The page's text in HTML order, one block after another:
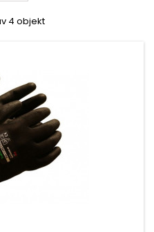
4 objekt